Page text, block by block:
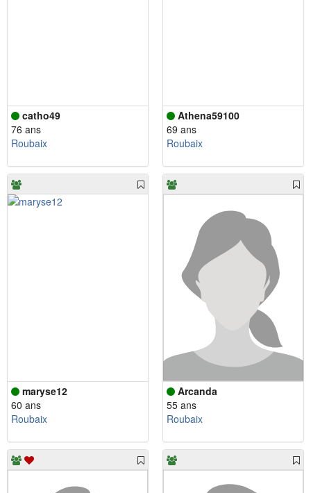
catho49
76 ans
Roubaix
Athena59100
69 ans
Roubaix
maryse12
60 ans
Roubaix
Arcanda
55 ans
Roubaix